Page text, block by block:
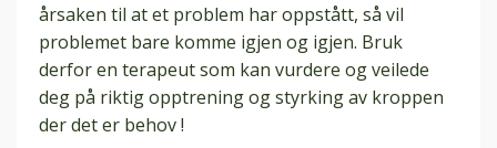
årsaken til at et problem har oppstått, så vil
problemet bare komme igjen og igjen. Bruk
derfor en terapeut som kan vurdere og veilede
deg på riktig opptrening og styrking av kroppen
der det er behov !